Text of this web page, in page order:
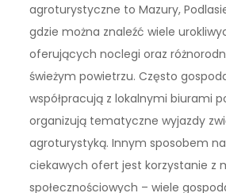
agroturystyczne to Mazury,
gdzie można znaleźć wiele
oferujących noclegi oraz
świeżym powietrzu. Często
współpracują z lokalnymi biurami
organizują tematyczne wyjazdy
agroturystyką. Innym sposobem
ciekawych ofert jest korzystanie z
społecznościowych – wiele